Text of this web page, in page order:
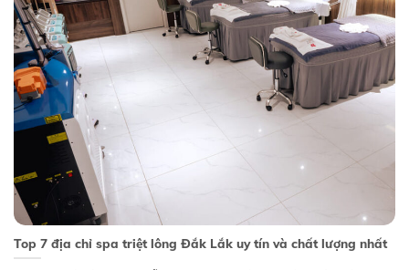
Top 7 địa chỉ spa triệt lông Đắk Lắk uy tín và chất lượng nhất